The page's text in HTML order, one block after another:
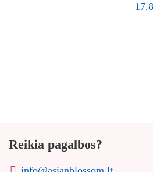
Reikia pagalbos?